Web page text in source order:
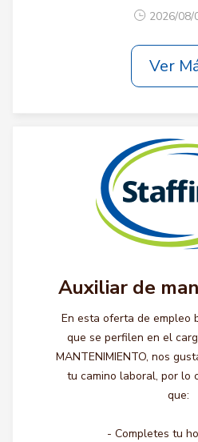
2026/08/
Ver
Auxiliar de
En esta oferta de empleo
que se perfilen en el
MANTENIMIENTO, nos
tu camino laboral, por lo
que:
- Completes tu